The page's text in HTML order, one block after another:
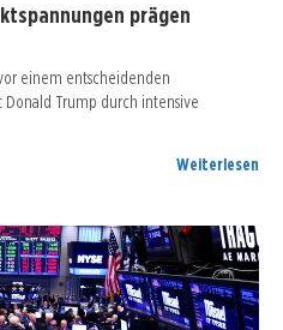
prägen
einem entscheidenden
Donald Trump durch intensive
Weiterlesen